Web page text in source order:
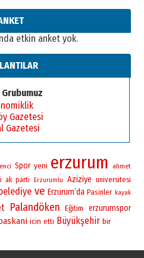
etkin anket yok.
Grubumuz
Gazetesi
Gazetesi
Spor yeni erzurum
ahmet
ak parti Erzurumlu Aziziye universitesi
belediye ve Erzurum’da Pasinler kayak
Palandöken Eğitim erzurumspor
baskani icin etti Büyükşehir bir